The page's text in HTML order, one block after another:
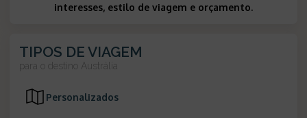
interesses, estilo de viagem e orçamento.
TIPOS DE VIAGEM
para o destino Austrália
Personalizados